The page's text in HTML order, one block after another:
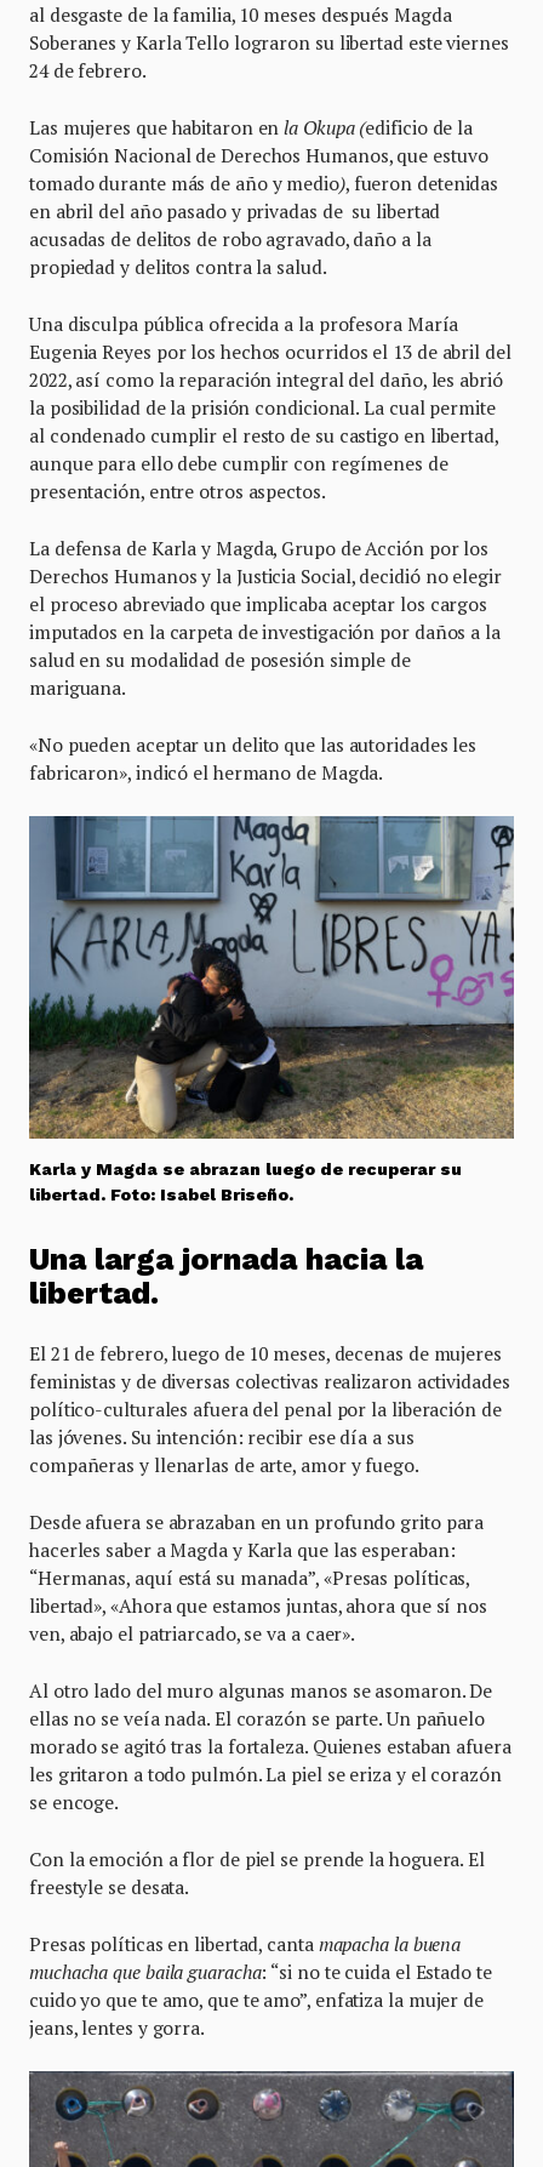
al desgaste de la familia, 10 meses después Magda
Soberanes y Karla Tello lograron su libertad este viernes
24 de febrero.
Las mujeres que habitaron enla Okupa (edificio de la
Comisión Nacional de Derechos Humanos, que estuvo
tomado durante más de año y medio), fueron detenidas
en abril del año pasado y privadas de su libertad
acusadas de delitos de robo agravado, daño a la
propiedad y delitos contra la salud.
Una disculpa pública ofrecida a la profesora María
Eugenia Reyes por los hechos ocurridos el 13 de abril del
2022, así como la reparación integral del daño, les abrió
la posibilidad de la prisión condicional. La cual permite
al condenado cumplir el resto de su castigo en libertad,
aunque para ello debe cumplir con regímenes de
presentación, entre otros aspectos.
La defensa de Karla y Magda, Grupo de Acción por los
Derechos Humanos y la Justicia Social, decidió no elegir
el proceso abreviado que implicaba aceptar los cargos
imputados en la carpeta de investigación por daños a la
salud en su modalidad de posesión simple de
mariguana.
«No pueden aceptar un delito que las autoridades les
fabricaron», indicó el hermano de Magda.
Karla y Magda se abrazan luego de recuperar su
libertad. Foto: Isabel Briseño.
Una larga jornada hacia la
libertad.
El 21 de febrero, luego de 10 meses, decenas de mujeres
feministas y de diversas colectivas realizaron actividades
político-culturales afuera del penal por la liberación de
las jóvenes. Su intención: recibir ese día a sus
compañeras y llenarlas de arte, amor y fuego.
Desde afuera se abrazaban en un profundo grito para
hacerles saber a Magda y Karla que las esperaban:
“Hermanas, aquí está su manada”, «Presas políticas,
libertad», «Ahora que estamos juntas, ahora que sí nos
ven, abajo el patriarcado, se va a caer».
Al otro lado del muro algunas manos se asomaron. De
ellas no se veía nada. El corazón se parte. Un pañuelo
morado se agitó tras la fortaleza. Quienes estaban afuera
les gritaron a todo pulmón. La piel se eriza y el corazón
se encoge.
Con la emoción a flor de piel se prende la hoguera. El
freestyle se desata.
Presas políticas en libertad, canta mapacha la buena
muchacha que baila guaracha: “si no te cuida el Estado te
cuido yo que te amo, que te amo”, enfatiza la mujer de
jeans, lentes y gorra.